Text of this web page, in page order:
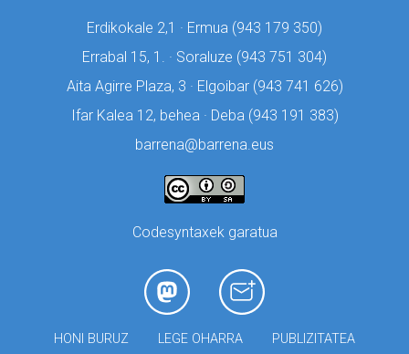
Erdikokale 2,1 · Ermua (943 179 350)
Errabal 15, 1. · Soraluze (943 751 304)
Aita Agirre Plaza, 3 · Elgoibar (943 741 626)
Ifar Kalea 12, behea · Deba (943 191 383)
barrena@barrena.eus
Codesyntaxek garatua
HONI BURUZ LEGE OHARRA PUBLIZITATEA